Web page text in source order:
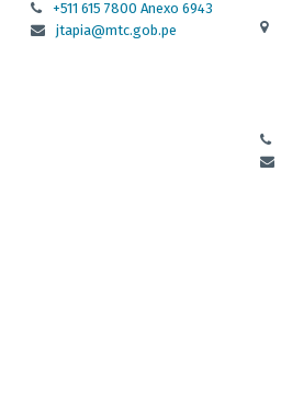
+511 615 7800 Anexo 6943
jtapia@mtc.gob.pe